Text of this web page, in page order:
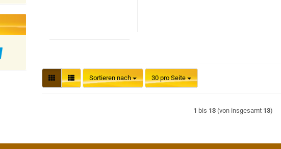
Sortieren nach
Sortieren nach 30 pro Seite
pro Seite
1 bis 13 (von insgesamt 13)